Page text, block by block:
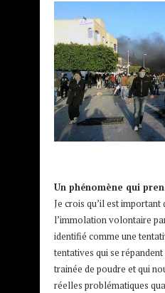
Un phénomène qui
Je crois qu’il est important
l’immolation volontaire
identifié comme une
tentatives qui se
trainée de poudre et qui
réelles problématiques